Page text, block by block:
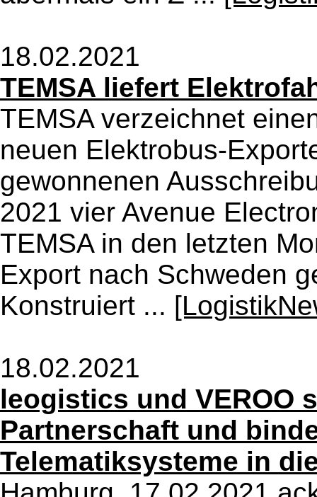
18.02.2021
TEMSA liefert
TEMSA verzeichnet
neuen Elektrobus-
gewonnenen
2021 vier Avenue
TEMSA in den letzten
Export nach Schweden
Konstruiert ...
18.02.2021
leogistics und VEROO
Partnerschaft und
Telematiksysteme in